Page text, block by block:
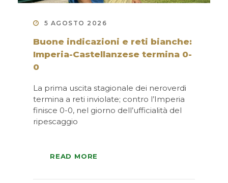
5 AGOSTO 2026
Buone indicazioni e reti bianche:
Imperia-Castellanzese termina 0-
0
La prima uscita stagionale dei neroverdi
termina a reti inviolate; contro l’Imperia
finisce 0-0, nel giorno dell’ufficialità del
ripescaggio
READ MORE